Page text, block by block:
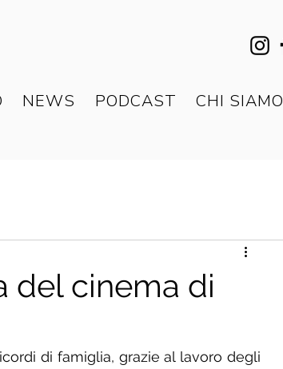
NEWS PODCAST CHI SIAMO
del cinema di
di famiglia, grazie al lavoro degli